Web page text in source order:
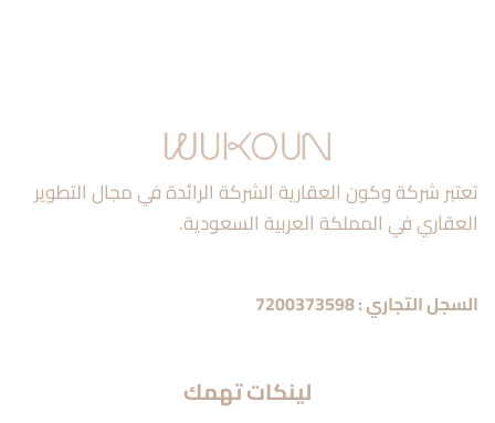
تعتبر شركة وكون العقارية الشركة الرائدة في مجال التطوير
العقاري في المملكة العربية السعودية.
السجل التجاري : 7200373598
لينكات تهمك